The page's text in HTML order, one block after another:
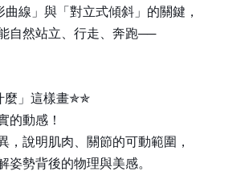
線」與「對立式傾斜」的關鍵，
自然站立、行走、奔跑──
麼」這樣畫✯✯
的動感！
，說明肌肉、關節的可動範圍，
姿勢背後的物理與美感。